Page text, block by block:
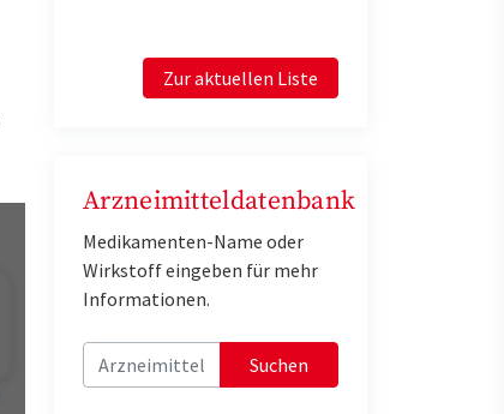
Zur aktuellen Liste
Arzneimitteldatenbank
Medikamenten-Name oder
Wirkstoff eingeben für mehr
Informationen.
Suchen